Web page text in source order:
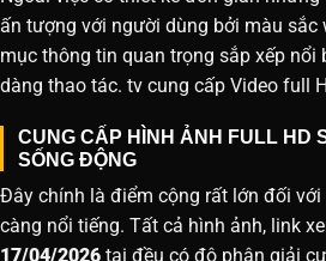
ấn tượng với người dùng bởi màu sắc
mục thông tin quan trọng sắp xếp nổi
dàng thao tác. tv cung cấp Video full
CUNG CẤP HÌNH ẢNH FULL HD
SỐNG ĐỘNG
Đây chính là điểm cộng rất lớn đối với
càng nổi tiếng. Tất cả hình ảnh, link
17/04/2026 tại đều có độ phân giải